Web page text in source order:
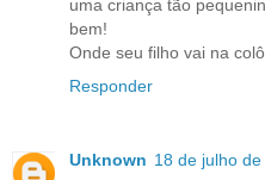
uma criança tão
bem!
Onde seu filho vai na
Responder
Unknown 18 de julho